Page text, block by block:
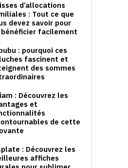
d’allocations
: Tout ce que
devez savoir pour
bénéficier facilement
: pourquoi ces
fascinent et
des sommes
: Découvrez les
et
de cette
: Découvrez les
affiches